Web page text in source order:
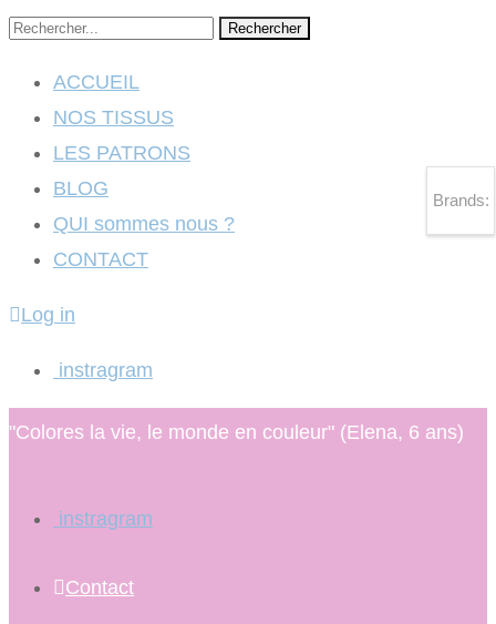
Rechercher
ACCUEIL
NOS TISSUS
LES PATRONS
BLOG
QUI sommes nous ?
CONTACT
Log in
instragram
"Colores la vie, le monde en couleur" (Elena, 6 ans)
instragram
Contact
Brands: